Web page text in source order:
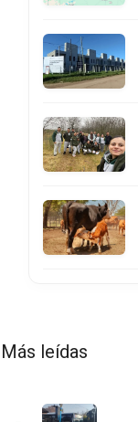
Más leídas